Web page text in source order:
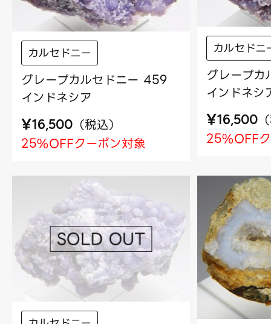
カルセドニー
グレープカルセドニー 459
インドネシア
¥16,500 （税込）
25%OFFクーポン対象
カルセドニ
グレープ
インドネシ
¥16,500 （
25%OFF